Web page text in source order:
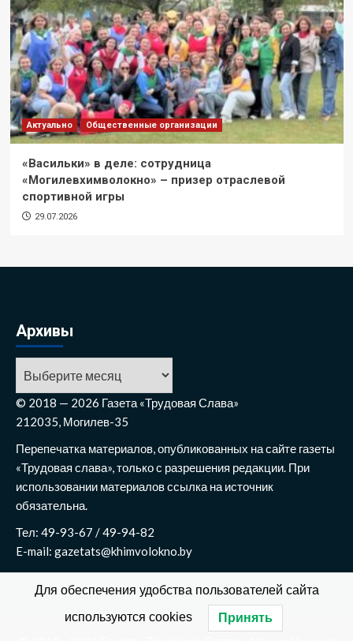
Актуально Общественные организации
«Васильки» в деле: сотрудница
«Могилевхимволокно» – призер отраслевой
спортивной игры
29.07.2026
Архивы
© 2018 — 2026 Газета «Трудовая Слава»
212035, Могилев-35
Перепечатка материалов, опубликованных на сайте газеты
«Трудовая слава», только с разрешения редакции. При
использовании материалов ссылка на источник
обязательна.
Тел: 49-93-67 / 49-94-82
E-mail: gazetats@khimvolokno.by
Для обеспечения удобства пользователей сайта
используются cookies Принять